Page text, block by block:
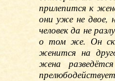
прилепится к
они уже не двое,
человек да не
о том же. Он
женится на
жена